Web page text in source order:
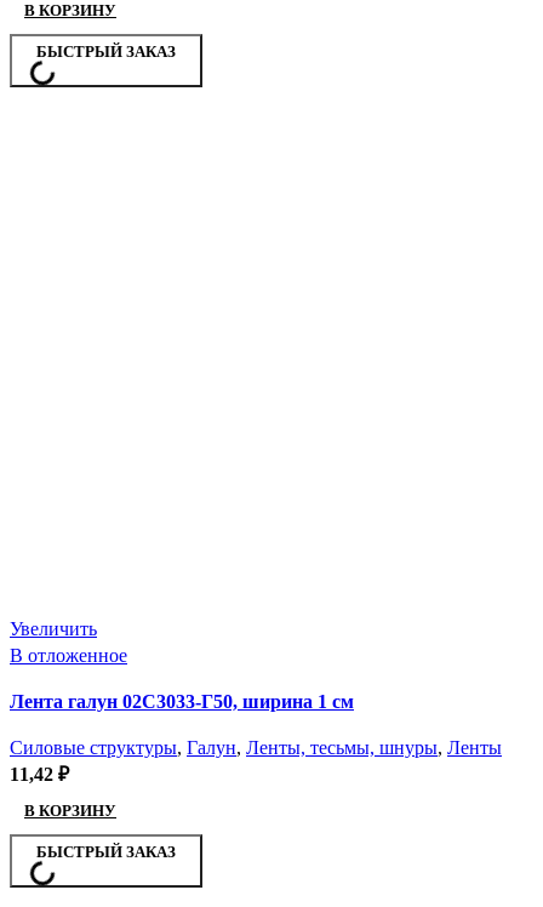
В КОРЗИНУ
БЫСТРЫЙ ЗАКАЗ
Увеличить
В отложенное
Лента галун 02С3033-Г50, ширина 1 см
Силовые структуры, Галун, Ленты, тесьмы, шнуры, Ленты
11,42 ₽
В КОРЗИНУ
БЫСТРЫЙ ЗАКАЗ